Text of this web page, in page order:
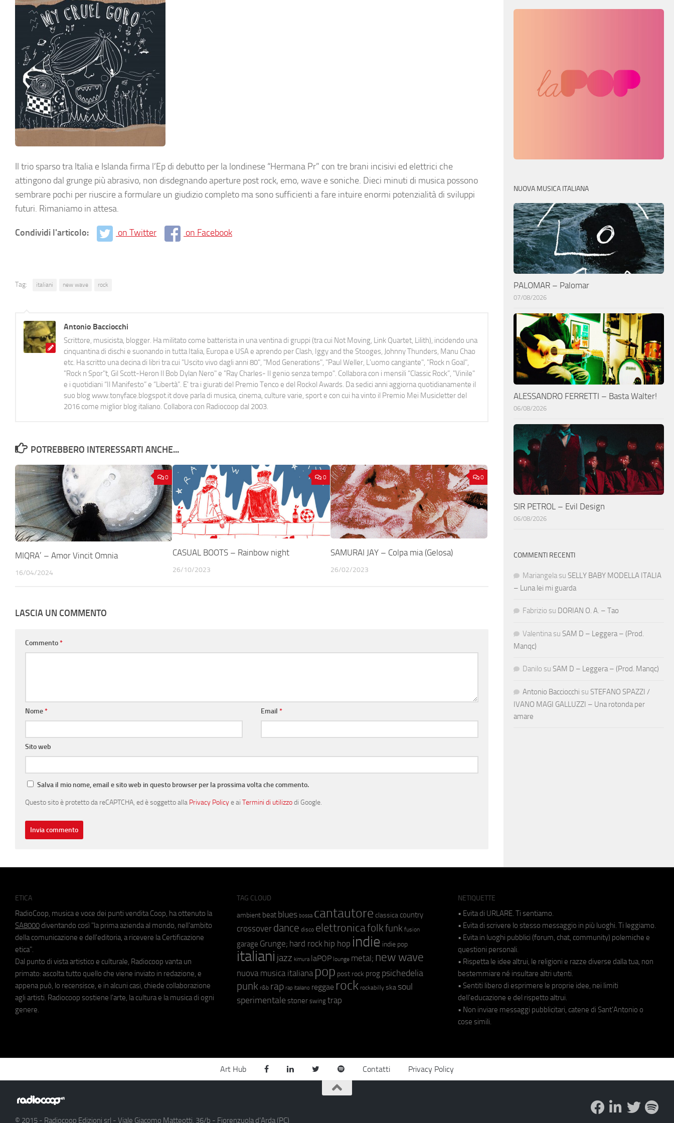
Il trio sparso tra Italia e Islanda firma l’Ep di debutto per la londinese “Hermana Pr” con tre brani incisivi ed elettrici che
attingono dal grunge più abrasivo, non disdegnando aperture post rock, emo, wave e soniche. Dieci minuti di musica possono
sembrare pochi per riuscire a formulare un giudizio completo ma sono sufficienti a fare intuire enormi potenzialità di sviluppi
futuri. Rimaniamo in attesa.
Condividi l'articolo: on Twitter on Facebook
Tag: italiani new wave rock
Antonio Bacciocchi
Scrittore, musicista, blogger. Ha militato come batterista in una ventina di gruppi (tra cui Not Moving, Link Quartet, Lilith), incidendo una
cinquantina di dischi e suonando in tutta Italia, Europa e USA e aprendo per Clash, Iggy and the Stooges, Johnny Thunders, Manu Chao
etc. Ha scritto una decina di libri tra cui "Uscito vivo dagli anni 80", "Mod Generations", "Paul Weller, L’uomo cangiante", "Rock n Goal",
"Rock n Spor"t, Gil Scott-Heron Il Bob Dylan Nero" e "Ray Charles- Il genio senza tempo". Collabora con i mensili “Classic Rock”, "Vinile"
e i quotidiani “Il Manifesto” e “Libertà”. E' tra i giurati del Premio Tenco e del Rockol Awards. Da sedici anni aggiorna quotidianamente il
suo blog www.tonyface.blogspot.it dove parla di musica, cinema, culture varie, sport e con cui ha vinto il Premio Mei Musicletter del
2016 come miglior blog italiano. Collabora con Radiocoop dal 2003.
POTREBBERO INTERESSARTI ANCHE...
0
MIQRA’ – Amor Vincit Omnia
16/04/2024
0
CASUAL BOOTS – Rainbow night
26/10/2023
0
SAMURAI JAY – Colpa mia (Gelosa)
26/02/2023
LASCIA UN COMMENTO
Commento*
Nome* Email*
Sito web
Salva il mio nome, email e sito web in questo browser per la prossima volta che commento.
Questo sito è protetto da reCAPTCHA, ed è soggetto alla Privacy Policye ai Termini di utilizzodi Google.
NUOVA MUSICA ITALIANA
PALOMAR – Palomar
07/08/2026
ALESSANDRO FERRETTI – Basta Walter!
06/08/2026
SIR PETROL – Evil Design
06/08/2026
COMMENTI RECENTI
Mariangela su SELLY BABY MODELLA ITALIA
– Luna lei mi guarda
Fabrizio su DORIAN O. A. – Tao
Valentina su SAM D – Leggera – (Prod.
Manqc)
Danilo su SAM D – Leggera – (Prod. Manqc)
Antonio Bacciocchi su STEFANO SPAZZI /
IVANO MAGI GALLUZZI – Una rotonda per
amare
ETICA
RadioCoop, musica e voce dei punti vendita Coop, ha ottenuto la
SA8000 diventando così "la prima azienda al mondo, nell'ambito
della comunicazione e dell'editoria, a ricevere la Certificazione
etica".
Dal punto di vista artistico e culturale, Radiocoop vanta un
primato: ascolta tutto quello che viene inviato in redazione, e
appena può, lo recensisce, e in alcuni casi, chiede collaborazione
agli artisti. Radiocoop sostiene l'arte, la cultura e la musica di ogni
genere.
TAG CLOUD
ambient beat blues bossa cantautore classica country
crossover dance disco elettronicafolkfunk fusion
garage Grunge; hard rock hip hop indie indie pop
italiani jazz kimura laPOP lounge metal; new wave
nuova musica italiana pop post rock prog psichedelia
punk r&b rap rap italiano reggae rock rockabilly ska soul
sperimentale stoner swing trap
NETIQUETTE
• Evita di URLARE. Ti sentiamo.
• Evita di scrivere lo stesso messaggio in più luoghi. Ti leggiamo.
• Evita in luoghi pubblici (forum, chat, community) polemiche e
questioni personali.
• Rispetta le idee altrui, le religioni e razze diverse dalla tua, non
bestemmiare né insultare altri utenti.
• Sentiti libero di esprimere le proprie idee, nei limiti
dell'educazione e del rispetto altrui.
• Non inviare messaggi pubblicitari, catene di Sant'Antonio o
cose simili.
Art Hub Contatti Privacy Policy
© 2015 - Radiocoop Edizioni srl - Viale Giacomo Matteotti, 36/b - Fiorenzuola d'Arda (PC)